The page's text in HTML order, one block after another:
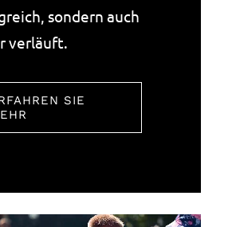
sondern auch
verläuft.
SIE